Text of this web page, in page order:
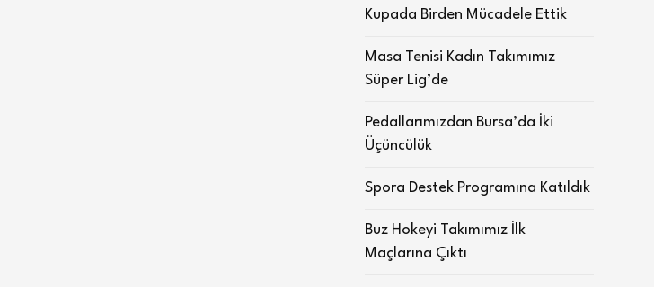
Kupada Birden Mücadele Ettik
Masa Tenisi Kadın Takımımız
Süper Lig’de
Pedallarımızdan Bursa’da İki
Üçüncülük
Spora Destek Programına Katıldık
Buz Hokeyi Takımımız İlk
Maçlarına Çıktı